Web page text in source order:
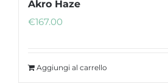
Akro Haze
€167.00
Aggiungi al carrello